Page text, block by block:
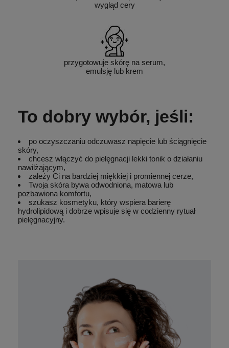
wygląd cery
przygotowuje skórę na serum,
emulsję lub krem
To dobry wybór, jeśli:
po oczyszczaniu odczuwasz napięcie lub ściągnięcie
skóry,
chcesz włączyć do pielęgnacji lekki tonik o działaniu
nawilżającym,
zależy Ci na bardziej miękkiej i promiennej cerze,
Twoja skóra bywa odwodniona, matowa lub
pozbawiona komfortu,
szukasz kosmetyku, który wspiera barierę
hydrolipidową i dobrze wpisuje się w codzienny rytuał
pielęgnacyjny.